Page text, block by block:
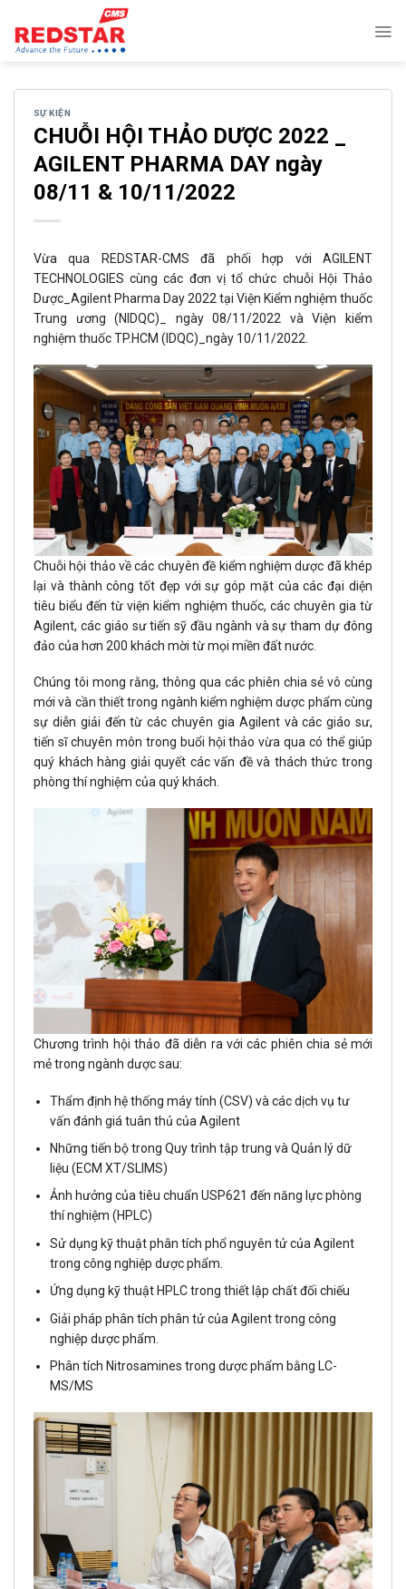
content
SỰ KIỆN
CHUỖI HỘI THẢO DƯỢC 2022 _
AGILENT PHARMA DAY ngày
08/11 & 10/11/2022
Vừa qua REDSTAR-CMS đã phối hợp với AGILENT
TECHNOLOGIES cùng các đơn vị tổ chức chuỗi Hội Thảo
Dược_Agilent Pharma Day 2022 tại Viện Kiểm nghiệm thuốc
Trung ương (NIDQC)_ ngày 08/11/2022 và Viện kiểm
nghiệm thuốc TP.HCM (IDQC)_ngày 10/11/2022.
Chuỗi hội thảo về các chuyên đề kiểm nghiệm dược đã khép
lại và thành công tốt đẹp với sự góp mặt của các đại diện
tiêu biểu đến từ viện kiểm nghiệm thuốc, các chuyên gia từ
Agilent, các giáo sư tiến sỹ đầu ngành và sự tham dự đông
đảo của hơn 200 khách mời từ mọi miền đất nước.
Chúng tôi mong rằng, thông qua các phiên chia sẻ vô cùng
mới và cần thiết trong ngành kiểm nghiệm dược phẩm cùng
sự diễn giải đến từ các chuyên gia Agilent và các giáo sư,
tiến sĩ chuyên môn trong buổi hội thảo vừa qua có thể giúp
quý khách hàng giải quyết các vấn đề và thách thức trong
phòng thí nghiệm của quý khách.
Chương trình hội thảo đã diễn ra với các phiên chia sẻ mới
mẻ trong ngành dược sau:
Thẩm định hệ thống máy tính (CSV) và các dịch vụ tư
vấn đánh giá tuân thủ của Agilent
Những tiến bộ trong Quy trình tập trung và Quản lý dữ
liệu (ECM XT/SLIMS)
Ảnh hưởng của tiêu chuẩn USP621 đến năng lực phòng
thí nghiệm (HPLC)
Sử dụng kỹ thuật phân tích phổ nguyên tử của Agilent
trong công nghiệp dược phẩm.
Ứng dụng kỹ thuật HPLC trong thiết lập chất đối chiếu
Giải pháp phân tích phân tử của Agilent trong công
nghiệp dược phẩm.
Phân tích Nitrosamines trong dược phẩm bằng LC-
MS/MS